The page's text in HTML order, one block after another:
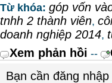
Từ khóa: góp vốn
tnhh 2 thành viên,
doanh nghiệp 2014,
Xem phản hồi --
Bạn cần đăng